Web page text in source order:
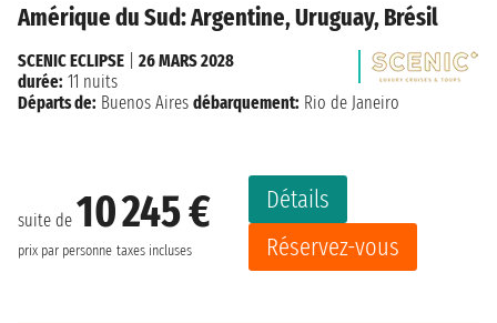
Amérique du Sud: Argentine, Uruguay, Brésil
suite de 10 245 €
prix par personne taxes incluses
Détails
Réservez-vous
SCENIC ECLIPSE
26 MARS 2028
durée: 11 nuits
Départs de: Buenos Aires débarquement: Rio de Janeiro